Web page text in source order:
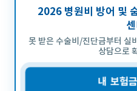
2026 병원비 방어 및
못 받은 수술비/진단금부터 실
상담으로
내 보험